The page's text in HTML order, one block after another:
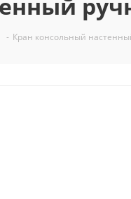
- Кран консольный